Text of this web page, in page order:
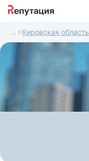
Кировская область